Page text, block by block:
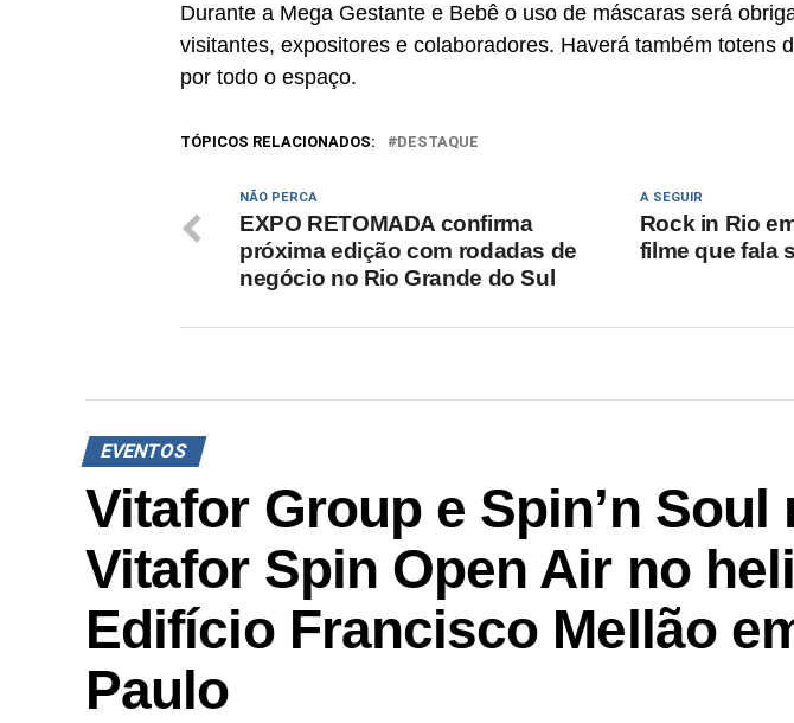
Durante a Mega Gestante e Bebê o uso de máscaras será
visitantes, expositores e colaboradores. Haverá também totens
por todo o espaço.
TÓPICOS RELACIONADOS: DESTAQUE
A SEGUIR
Rock in Rio
filme que fala
NÃO PERCA
EXPO RETOMADA confirma
próxima edição com rodadas de
negócio no Rio Grande do Sul
EVENTOS
Vitafor Group e Spin’n Soul
Vitafor Spin Open Air no
Edifício Francisco Mellão
Paulo